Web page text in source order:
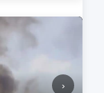
›